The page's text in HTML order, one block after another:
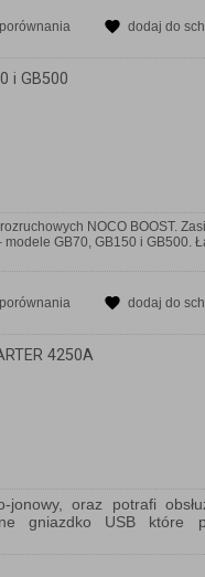
dodaj do
i GB500
NOCO BOOST.
GB70, GB150 i GB500.
dodaj do
4250A
jonowy, oraz potrafi
gniazdko USB które